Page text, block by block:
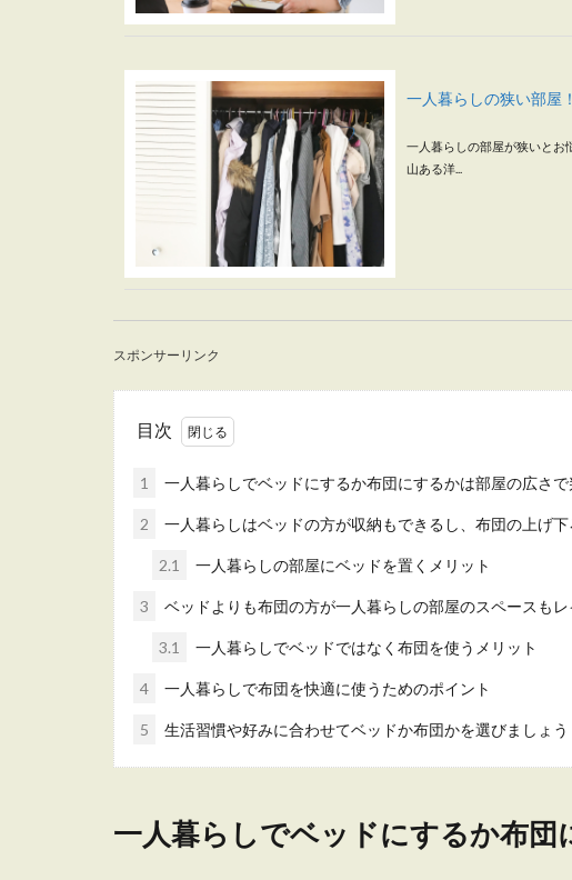
一人暮らしの狭い部屋
一人暮らしの部屋が狭いとお
山ある洋...
貧乏生活で毎日の食事に満
ユニットバスの収納ア
狭いユニットバスは収納の
困りの方も多い...
一人暮らしの模様替え
スポンサーリンク
目次
1 一人暮らしでベッドにするか布団にするかは部屋の広さ
2 一人暮らしはベッドの方が収納もできるし、布団の上げ
2.1 一人暮らしの部屋にベッドを置くメリット
3 ベッドよりも布団の方が一人暮らしの部屋のスペースも
3.1 一人暮らしでベッドではなく布団を使うメリット
4 一人暮らしで布団を快適に使うためのポイント
5 生活習慣や好みに合わせてベッドか布団かを選びましょう
一人暮らしでベッドにするか布